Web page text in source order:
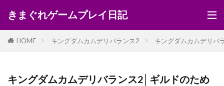
きまぐれゲームプレイ日記
HOME キングダムカムデリバランス2 キングダムカムデリバ
キングダムカムデリバランス2│ギルドのため